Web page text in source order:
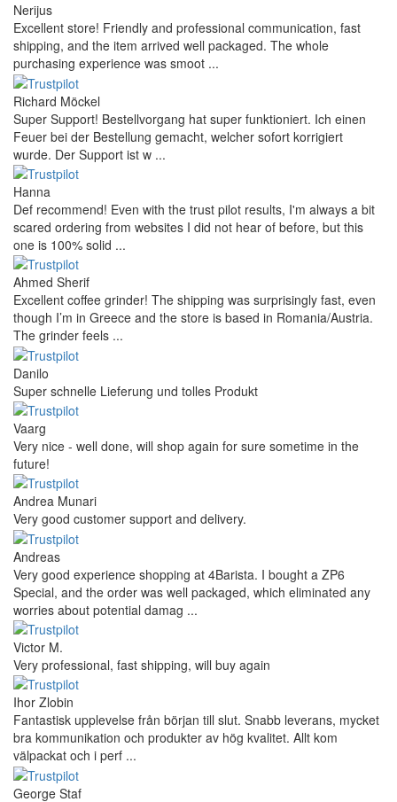
Nerijus
Excellent store! Friendly and professional communication, fast
shipping, and the item arrived well packaged. The whole
purchasing experience was smoot ...
Richard Möckel
Super Support! Bestellvorgang hat super funktioniert. Ich einen
Feuer bei der Bestellung gemacht, welcher sofort korrigiert
wurde. Der Support ist w ...
Hanna
Def recommend! Even with the trust pilot results, I'm always a bit
scared ordering from websites I did not hear of before, but this
one is 100% solid ...
Ahmed Sherif
Excellent coffee grinder! The shipping was surprisingly fast, even
though I’m in Greece and the store is based in Romania/Austria.
The grinder feels ...
Danilo
Super schnelle Lieferung und tolles Produkt
Vaarg
Very nice - well done, will shop again for sure sometime in the
future!
Andrea Munari
Very good customer support and delivery.
Andreas
Very good experience shopping at 4Barista. I bought a ZP6
Special, and the order was well packaged, which eliminated any
worries about potential damag ...
Victor M.
Very professional, fast shipping, will buy again
Ihor Zlobin
Fantastisk upplevelse från början till slut. Snabb leverans, mycket
bra kommunikation och produkter av hög kvalitet. Allt kom
välpackat och i perf ...
George Staf